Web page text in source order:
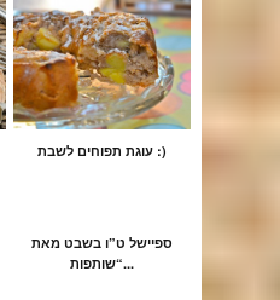
עוגת תפוחים לשבת :)
ספיישל ט”ו בשבט מאת
“שותפות...